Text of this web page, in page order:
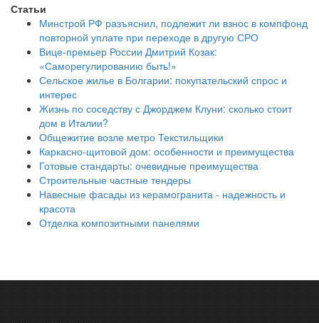
Статьи
Минстрой РФ разъяснил, подлежит ли взнос в компфонд
повторной уплате при переходе в другую СРО
Вице-премьер России Дмитрий Козак:
«Саморегулированию быть!»
Сельское жилье в Болгарии: покупательский спрос и
интерес
Жизнь по соседству с Джорджем Клуни: сколько стоит
дом в Италии?
Общежитие возле метро Текстильщики
Каркасно-щитовой дом: особенности и преимущества
Готовые стандарты: очевидные преимущества
Строительные частные тендеры
Навесные фасады из керамогранита - надежность и
красота
Отделка композитными панелями